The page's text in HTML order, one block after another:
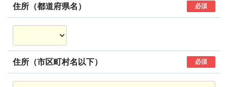
住所（都道府県名） 必須
住所（市区町村名以下） 必須